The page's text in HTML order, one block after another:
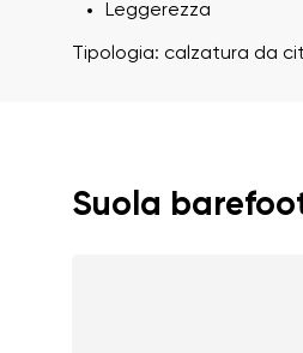
Leggerezza
Tipologia: calzatura da
Suola